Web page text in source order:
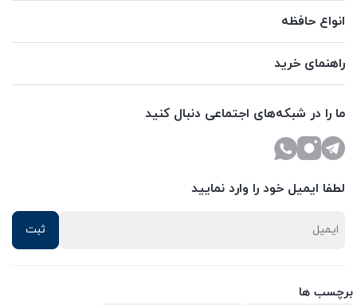
انواع حافظه
راهنمای خرید
ما را در شبکه‌های اجتماعی دنبال کنید
لطفا ایمیل خود را وارد نمایید
برچسب ها